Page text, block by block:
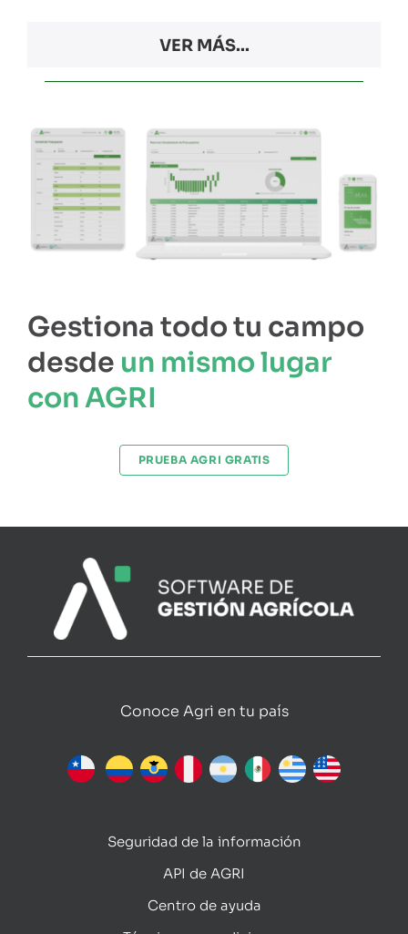
VER MÁS...
Gestiona todo tu campo
desde un mismo lugar
con AGRI
PRUEBA AGRI GRATIS
Conoce Agri en tu país
Seguridad de la información
API de AGRI
Centro de ayuda